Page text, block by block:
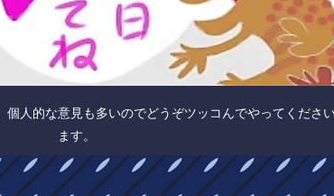
人的な意見も多いのでどうぞツッコんでやってくださ
ます。